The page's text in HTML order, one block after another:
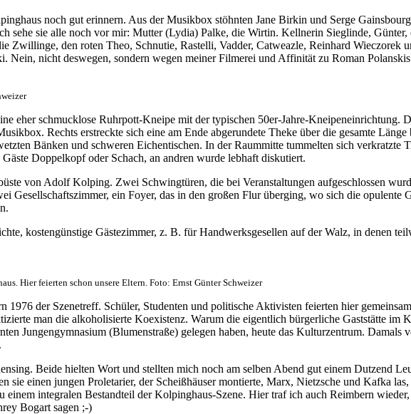
noch gut erinnern. Aus der Musikbox stöhnten Jane Birkin und Serge
sehe sie alle noch vor mir: Mutter (Lydia) Palke, die Wirtin. Kellnerin Sieglinde,
den roten Theo, Schnutie, Rastelli, Vadder, Catweazle, Reinhard Wieczorek
Nein, nicht deswegen, sondern wegen meiner Filmerei und Affinität zu Roman
eher schmucklose Ruhrpott-Kneipe mit der typischen 50er-Jahre-Kneipeneinrichtung.
Rechts erstreckte sich eine am Ende abgerundete Theke über die gesamte
Bänken und schweren Eichentischen. In der Raummitte tummelten sich
Doppelkopf oder Schach, an andren wurde lebhaft diskutiert.
von Adolf Kolping. Zwei Schwingtüren, die bei Veranstaltungen aufgeschlossen
Gesellschaftszimmer, ein Foyer, das in den großen Flur überging, wo sich die
kostengünstige Gästezimmer, z. B. für Handwerksgesellen auf der Walz, in denen
Hier feierten schon unsere Eltern. Foto: Ernst Günter Schweizer
1976 der Szenetreff. Schüler, Studenten und politische Aktivisten feierten hier
man die alkoholisierte Koexistenz. Warum die eigentlich bürgerliche Gaststätte im
Jungengymnasium (Blumenstraße) gelegen haben, heute das Kulturzentrum. Damals
Beide hielten Wort und stellten mich noch am selben Abend gut einem Dutzend
sie einen jungen Proletarier, der Scheißhäuser montierte, Marx, Nietzsche und Kafka
einem integralen Bestandteil der Kolpinghaus-Szene. Hier traf ich auch Reimbern
Bogart sagen ;-)